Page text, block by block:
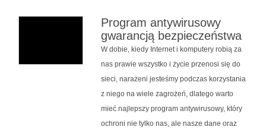
Program antywirusowy
gwarancją bezpieczeństwa
W dobie, kiedy Internet i komputery robią za
nas prawie wszystko i życie przenosi się do
sieci, narażeni jesteśmy podczas korzystania
z niego na wiele zagrożeń, dlatego warto
mieć najlepszy program antywirusowy, który
ochroni nie tylko nas, ale nasze dane oraz